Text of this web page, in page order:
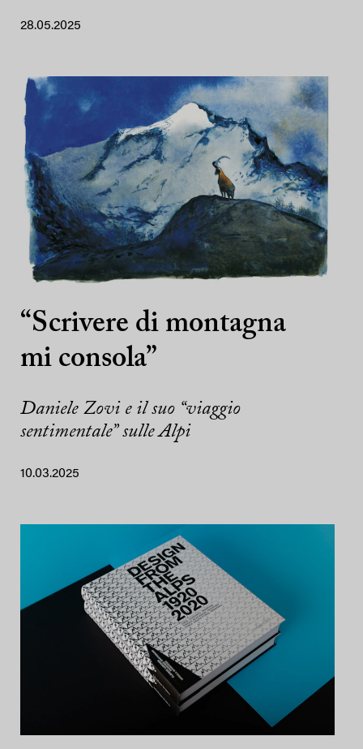
28.05.2025
“Scrivere di montagna
mi consola”
Daniele Zovi e il suo “viaggio
sentimentale” sulle Alpi
10.03.2025